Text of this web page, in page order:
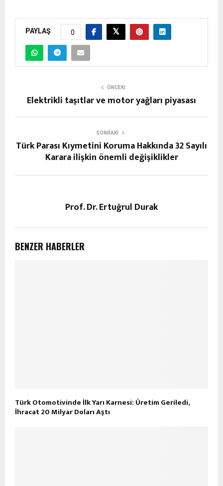
PAYLAŞ 0
ÖNCEKI
Elektrikli taşıtlar ve motor yağları piyasası
SONRAKI
Türk Parası Kıymetini Koruma Hakkında 32 Sayılı
Karara ilişkin önemli değişiklikler
Prof. Dr. Ertuğrul Durak
BENZER HABERLER
Türk Otomotivinde İlk Yarı Karnesi: Üretim Geriledi,
İhracat 20 Milyar Doları Aştı